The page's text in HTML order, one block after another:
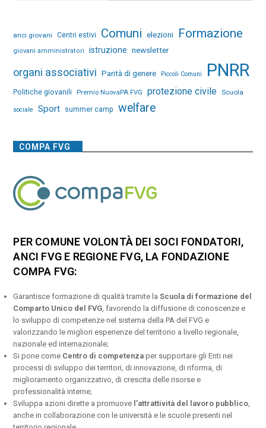
anci giovani Centri estivi Comuni elezioni Formazione
giovani amministratori istruzione newsletter
organi associativi Parità di genere Piccoli Comuni PNRR
Politiche giovanili Premio NuovaPA FVG protezione civile Scuola
sociale Sport summer camp welfare
COMPA FVG
PER COMUNE VOLONTÀ DEI SOCI FONDATORI,
ANCI FVG E REGIONE FVG, LA FONDAZIONE
COMPA FVG:
Garantisce formazione di qualità tramite laScuola di formazione del
Comparto Unico del FVG, favorendo la diffusione di conoscenze e
lo sviluppo di competenze nel sistema della PA del FVG e
valorizzando le migliori esperienze del territorio a livello regionale,
nazionale ed internazionale;
Si pone come Centro di competenza per supportare gli Enti nei
processi di sviluppo dei territori, di innovazione, di riforma, di
miglioramento organizzativo, di crescita delle risorse e
professionalità interne;
Sviluppa azioni dirette a promuove l’attrattività del lavoro pubblico,
anche in collaborazione con le università e le scuole presenti nel